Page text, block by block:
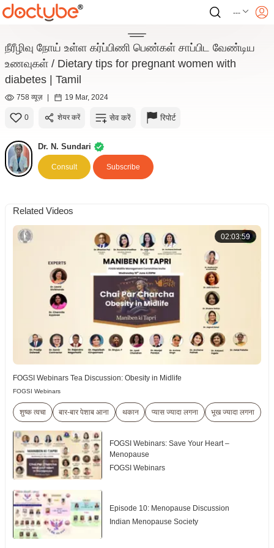
---
நீரீழிவு நோய் உள்ள கர்ப்பிணி பெண்கள் சாப்பிட வேண்டிய
உணவுகள் / Dietary tips for pregnant women with
diabetes | Tamil
758 व्यूज़ | 19 Mar, 2024
0 शेयर करें सेव करें रिपोर्ट
Dr. N. Sundari
Consult Subscribe
Related Videos
02:03:59
FOGSI Webinars Tea Discussion: Obesity in Midlife
FOGSI Webinars
शुष्क त्वचा बार-बार पेशाब आना थकान प्यास ज्यादा लगना भूख ज्यादा लगना
FOGSI Webinars: Save Your Heart –
Menopause
FOGSI Webinars
Episode 10: Menopause Discussion
Indian Menopause Society